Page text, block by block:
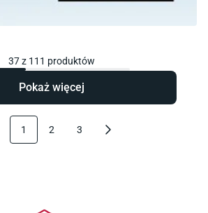
37z 111 produktów
Pokaż więcej
1 2 3